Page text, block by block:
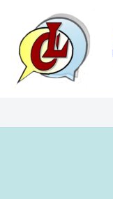
Aller
au
contenu